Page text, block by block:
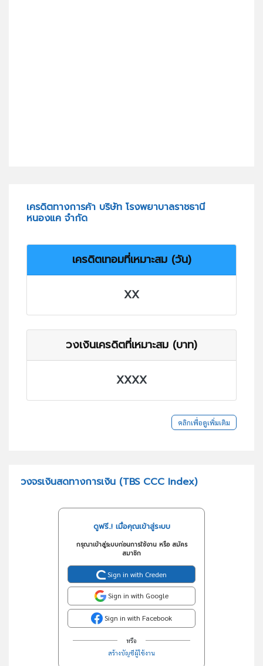
เครดิตทางการค้า บริษัท โรงพยาบาลราชธานี
หนองแค จำกัด
เครดิตเทอมที่เหมาะสม (วัน)
XX
วงเงินเครดิตที่เหมาะสม (บาท)
XXXX
คลิกเพื่อดูเพิ่มเติม
วงจรเงินสดทางการเงิน (TBS CCC Index)
ดูฟรี..! เมื่อคุณเข้าสู่ระบบ
กรุณาเข้าสู่ระบบก่อนการใช้งาน หรือ สมัคร
สมาชิก
Sign in with Creden
Sign in with Google
Sign in with Facebook
หรือ
สร้างบัญชีผู้ใช้งาน